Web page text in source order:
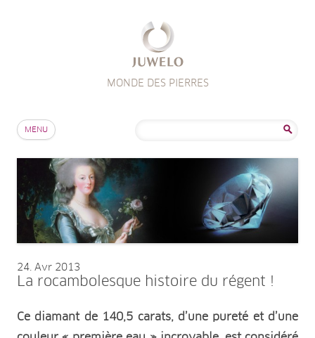
MONDE DES PIERRES
MENU
24 Avr 2013
La rocambolesque histoire du régent !
Ce diamant de 140,5 carats, d’une pureté et d’une